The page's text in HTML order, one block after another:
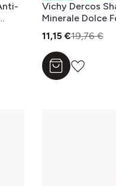
Vichy Dercos
Minerale Dolce
quotidiano 400
11,15 €19,76 €
Aggiungi al